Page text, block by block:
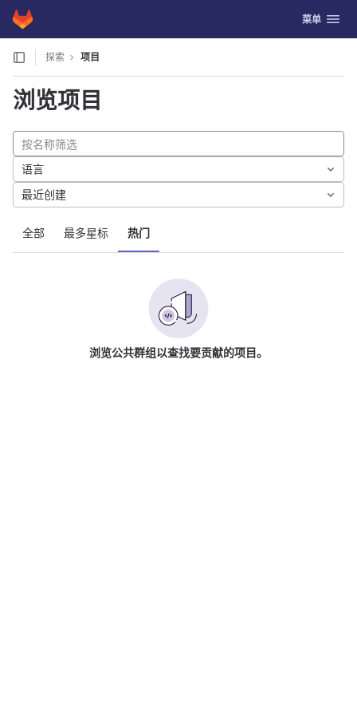
Skip to content
GitLab 切换导航
菜单
探索 项目
浏览项目
全部 最多星标 热门
语言
最近创建
浏览公共群组以查找要贡献的项目。